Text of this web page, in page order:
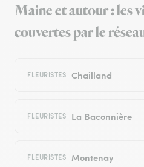
Maine et autour : les
couvertes par le
FLEURISTES Chailland
FLEURISTES La Baconnière
FLEURISTES Montenay